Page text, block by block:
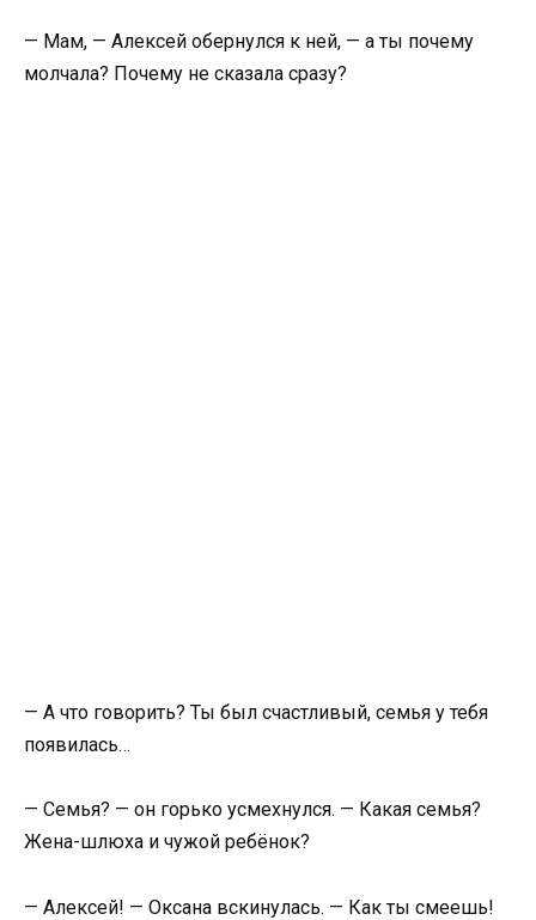
— Мам, — Алексей обернулся к ней, — а ты почему
молчала? Почему не сказала сразу?
— А что говорить? Ты был счастливый, семья у тебя
появилась…
— Семья? — он горько усмехнулся. — Какая семья?
Жена-шлюха и чужой ребёнок?
— Алексей! — Оксана вскинулась. — Как ты смеешь!